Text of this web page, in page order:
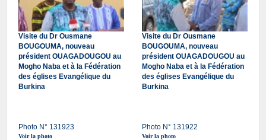
Visite du Dr Ousmane
BOUGOUMA, nouveau
président OUAGADOUGOU au
Mogho Naba et à la Fédération
des églises Evangélique du
Burkina
Photo N° 131923
Voir la photo
Visite du Dr Ousmane
BOUGOUMA, nouveau
président OUAGADOUGOU au
Mogho Naba et à la Fédération
des églises Evangélique du
Burkina
Photo N° 131922
Voir la photo